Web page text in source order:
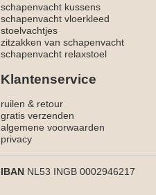
schapenvacht kussens
schapenvacht vloerkleed
stoelvachtjes
zitzakken van schapenvacht
schapenvacht relaxstoel
Klantenservice
ruilen & retour
gratis verzenden
algemene voorwaarden
privacy
IBAN NL53 INGB 0002946217